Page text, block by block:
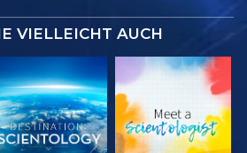
VIELLEICHT AUCH